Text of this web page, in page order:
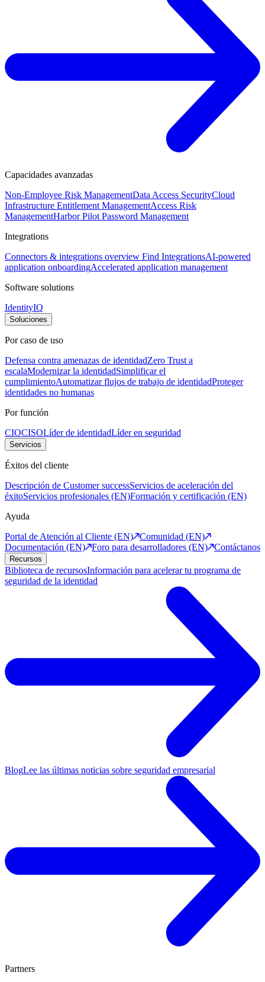
Capacidades avanzadas
Non-Employee Risk ManagementData Access SecurityCloud
Infrastructure Entitlement ManagementAccess Risk
ManagementHarbor Pilot Password Management
Integrations
Connectors & integrations overview Find IntegrationsAI-powered
application onboardingAccelerated application management
Software solutions
IdentityIQ
Soluciones
Por caso de uso
Defensa contra amenazas de identidadZero Trust a
escalaModernizar la identidadSimplificar el
cumplimientoAutomatizar flujos de trabajo de identidadProteger
identidades no humanas
Por función
CIOCISOLíder de identidadLíder en seguridad
Servicios
Éxitos del cliente
Descripción de Customer successServicios de aceleración del
éxitoServicios profesionales (EN)Formación y certificación (EN)
Ayuda
Portal de Atención al Cliente (EN)
Comunidad (EN)
Documentación (EN)
Foro para desarrolladores (EN) Contáctanos
Recursos
Biblioteca de recursosInformación para acelerar tu programa de
seguridad de la identidad
BlogLee las últimas noticias sobre seguridad empresarial
Partners